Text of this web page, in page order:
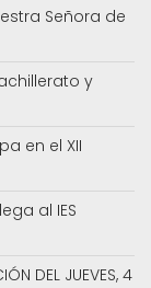
Señora de
y
en el XII
al IES
DEL JUEVES, 4